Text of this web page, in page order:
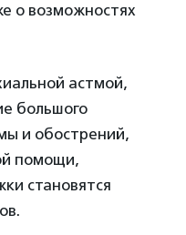
о возможностях
астмой,
большого
и обострений,
помощи,
становятся